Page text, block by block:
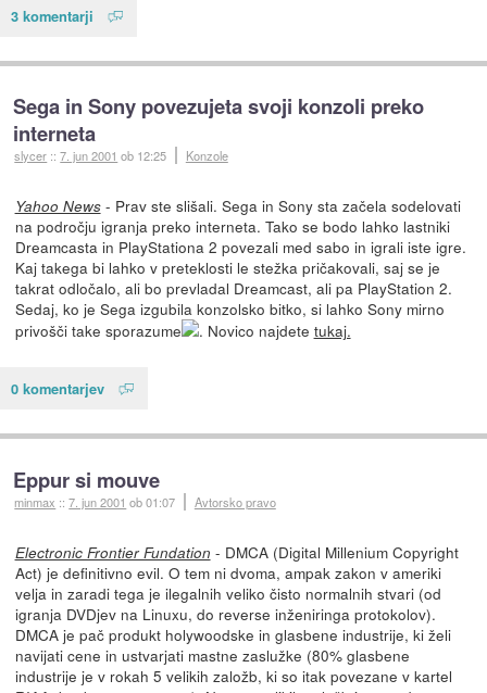
3 komentarji
Sega in Sony povezujeta svoji konzoli preko
interneta
slycer ::7. jun 2001 ob 12:25 Konzole
Yahoo News- Prav ste slišali. Sega in Sony sta začela sodelovati
na področju igranja preko interneta. Tako se bodo lahko lastniki
Dreamcasta in PlayStationa 2 povezali med sabo in igrali iste igre.
Kaj takega bi lahko v preteklosti le stežka pričakovali, saj se je
takrat odločalo, ali bo prevladal Dreamcast, ali pa PlayStation 2.
Sedaj, ko je Sega izgubila konzolsko bitko, si lahko Sony mirno
privošči take sporazume
. Novico najdete tukaj.
0 komentarjev
Eppur si mouve
minmax ::7. jun 2001 ob 01:07 Avtorsko pravo
Electronic Frontier Fundation - DMCA (Digital Millenium Copyright
Act) je definitivno evil. O tem ni dvoma, ampak zakon v ameriki
velja in zaradi tega je ilegalnih veliko čisto normalnih stvari (od
igranja DVDjev na Linuxu, do reverse inženiringa protokolov).
DMCA je pač produkt holywoodske in glasbene industrije, ki želi
navijati cene in ustvarjati mastne zaslužke (80% glasbene
industrije je v rokah 5 velikih založb, ki so itak povezane v kartel